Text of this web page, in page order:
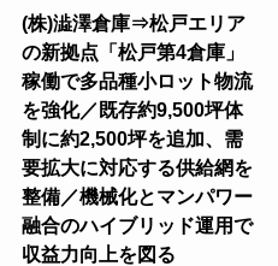
(株)澁澤倉庫⇒松戸エリア
の新拠点「松戸第4倉庫」
稼働で多品種小ロット物流
を強化／既存約9,500坪体
制に約2,500坪を追加、需
要拡大に対応する供給網を
整備／機械化とマンパワー
融合のハイブリッド運用で
収益力向上を図る